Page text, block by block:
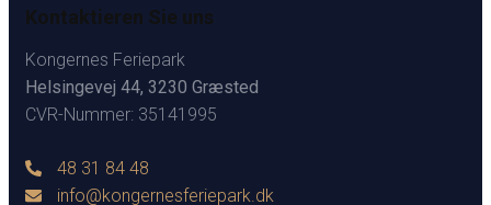
Kontaktieren Sie uns
Kongernes Feriepark
Helsingevej 44, 3230 Græsted
CVR-Nummer: 35141995
48 31 84 48
info@kongernesferiepark.dk